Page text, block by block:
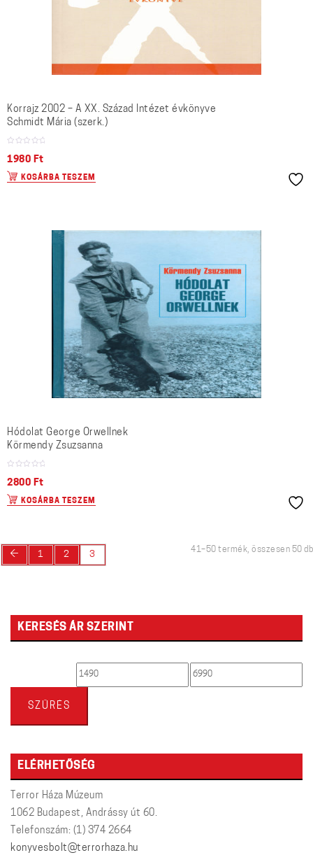
Korrajz 2002 – A XX. Század Intézet évkönyve
Schmidt Mária (szerk.)
1980 Ft
KOSÁRBA TESZEM
Hódolat George Orwellnek
Körmendy Zsuzsanna
2800 Ft
KOSÁRBA TESZEM
← 1 2 3 41–50 termék, összesen 50 db
KERESÉS ÁR SZERINT
Min Max
SZŰRÉS
ELÉRHETŐSÉG
Terror Háza Múzeum
1062 Budapest, Andrássy út 60.
Telefonszám: (1) 374 2664
konyvesbolt@terrorhaza.hu